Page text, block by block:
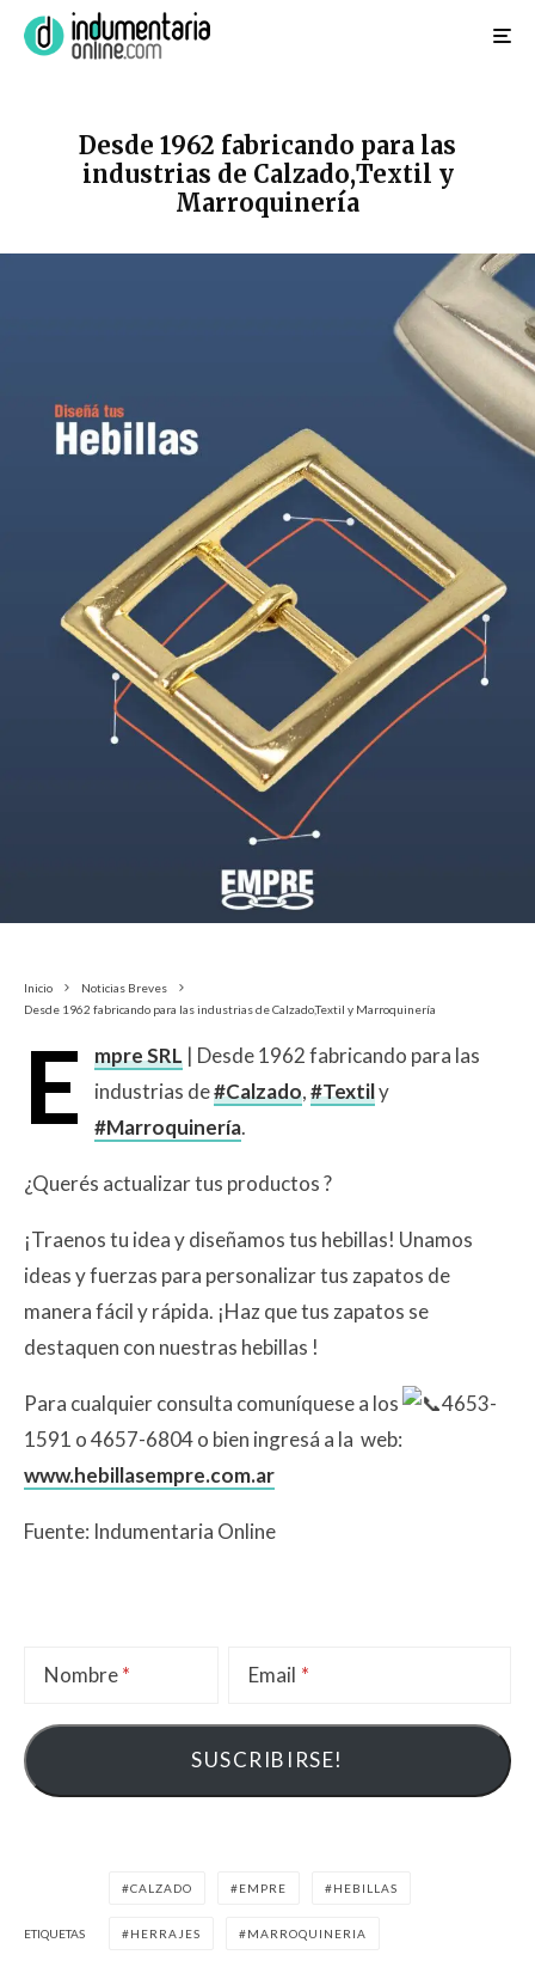
Desde 1962 fabricando para las
industrias de Calzado,Textil y
Marroquinería
Inicio
Noticias Breves
Desde 1962 fabricando para las industrias de Calzado,Textil y Marroquinería
E mpre SRL | Desde 1962 fabricando para las
industrias de#Calzado,#Textily
#Marroquinería.
¿Querés actualizar tus productos ?
¡Traenos tu idea y diseñamos tus hebillas! Unamos
ideas y fuerzas para personalizar tus zapatos de
manera fácil y rápida. ¡Haz que tus zapatos se
destaquen con nuestras hebillas !
Para cualquier consulta comuníquese a los
4653-
1591 o 4657-6804 o bien ingresá a la web:
www.hebillasempre.com.ar
Fuente: Indumentaria Online
Nombre Email
ETIQUETAS
CALZADO EMPRE HEBILLAS
HERRAJES MARROQUINERIA